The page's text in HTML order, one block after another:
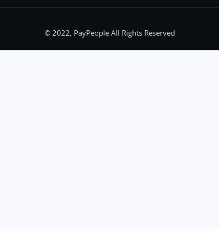
© 2022, PayPeople All Rights Reserved